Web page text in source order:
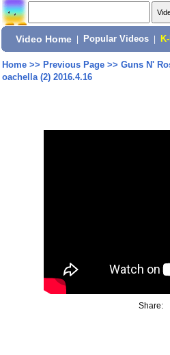
Video Home Popular Videos
Home>> Previous Page>> Guns N'
oachella (2) 2016.4.16
Share: